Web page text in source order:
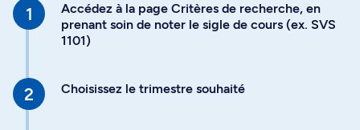
Accédez à la page Critères de recherche, en
prenant soin de noter le sigle de cours (ex. SVS
1101)
Choisissez le trimestre souhaité